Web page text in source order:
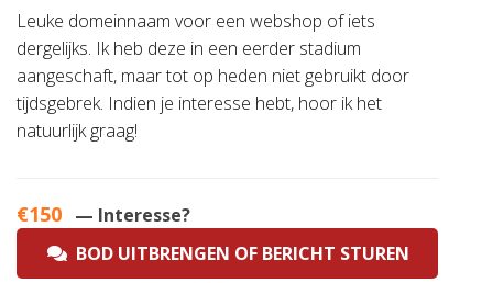
Leuke domeinnaam voor een webshop of iets
dergelijks. Ik heb deze in een eerder stadium
aangeschaft, maar tot op heden niet gebruikt door
tijdsgebrek. Indien je interesse hebt, hoor ik het
natuurlijk graag!
€150 — Interesse?
BOD UITBRENGEN OF BERICHT STUREN